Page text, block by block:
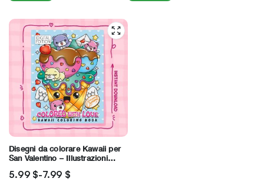
Disegni da colorare Kawaii per
San Valentino – Illustrazioni
mano
5.99 $-7.99 $